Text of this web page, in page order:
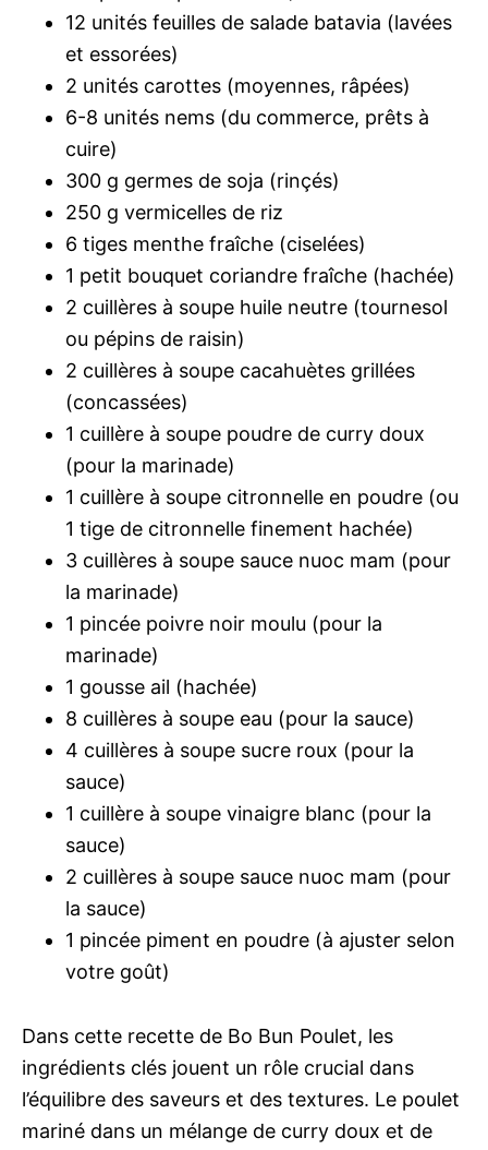
12 unités feuilles de salade batavia (lavées
et essorées)
2 unités carottes (moyennes, râpées)
6-8 unités nems (du commerce, prêts à
cuire)
300 g germes de soja (rinçés)
250 g vermicelles de riz
6 tiges menthe fraîche (ciselées)
1 petit bouquet coriandre fraîche (hachée)
2 cuillères à soupe huile neutre (tournesol
ou pépins de raisin)
2 cuillères à soupe cacahuètes grillées
(concassées)
1 cuillère à soupe poudre de curry doux
(pour la marinade)
1 cuillère à soupe citronnelle en poudre (ou
1 tige de citronnelle finement hachée)
3 cuillères à soupe sauce nuoc mam (pour
la marinade)
1 pincée poivre noir moulu (pour la
marinade)
1 gousse ail (hachée)
8 cuillères à soupe eau (pour la sauce)
4 cuillères à soupe sucre roux (pour la
sauce)
1 cuillère à soupe vinaigre blanc (pour la
sauce)
2 cuillères à soupe sauce nuoc mam (pour
la sauce)
1 pincée piment en poudre (à ajuster selon
votre goût)
Dans cette recette de Bo Bun Poulet, les
ingrédients clés jouent un rôle crucial dans
l’équilibre des saveurs et des textures. Le poulet
mariné dans un mélange de curry doux et de